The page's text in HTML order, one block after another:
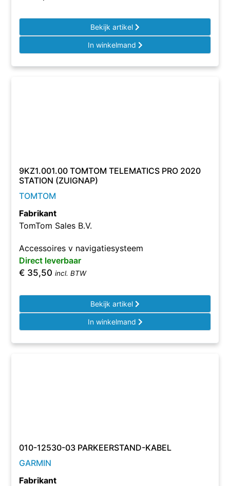
Bekijk artikel
In winkelmand
9KZ1.001.00 TOMTOM TELEMATICS PRO 2020
STATION (ZUIGNAP)
TOMTOM
Fabrikant
TomTom Sales B.V.
Accessoires v navigatiesysteem
Direct leverbaar
€ 35,50 incl. BTW
Bekijk artikel
In winkelmand
010-12530-03 PARKEERSTAND-KABEL
GARMIN
Fabrikant